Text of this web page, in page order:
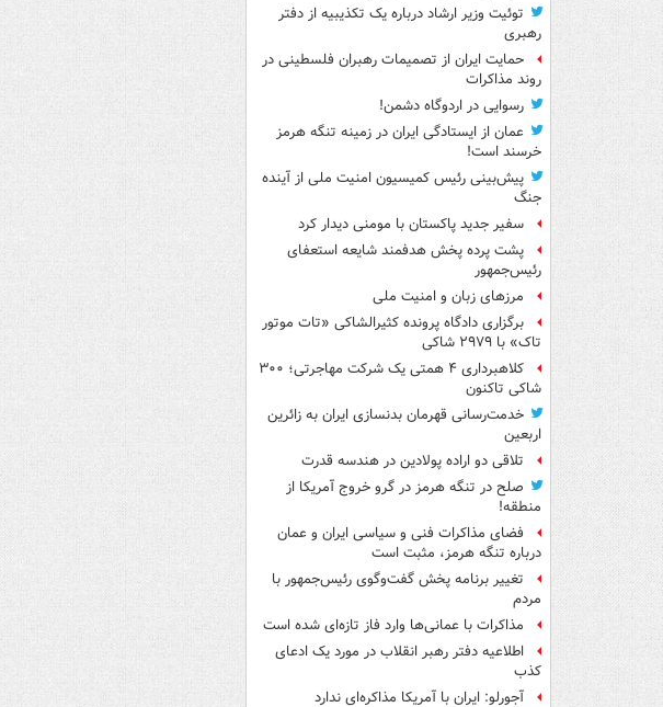
توئیت وزیر ارشاد درباره یک تکذیبیه از دفتر
رهبری
حمایت ایران از تصمیمات رهبران فلسطینی در
روند مذاکرات
رسوایی در اردوگاه دشمن!
عمان از ایستادگی ایران در زمینه تنگه هرمز
خرسند است!
پیش‌بینی رئیس کمیسیون امنیت ملی از آینده
جنگ
سفیر جدید پاکستان با مومنی دیدار کرد
پشت پرده پخش هدفمند شایعه استعفای
رئیس‌جمهور
مرزهای زبان و امنیت ملی
برگزاری دادگاه پرونده کثیرالشاکی «تات موتور
تاک» با ۲۹۷۹ شاکی
کلاهبرداری ۴ همتی یک شرکت مهاجرتی؛ ۳۰۰
شاکی تاکنون
خدمت‌رسانی قهرمان بدنسازی ایران به زائرین
اربعین
تلاقی دو اراده پولادین در هندسه قدرت
صلح در تنگه هرمز در گرو خروج آمریکا از
منطقه!
فضای مذاکرات فنی و سیاسی ایران و عمان
درباره تنگه هرمز، مثبت است
تغییر برنامه پخش گفت‌وگوی رئیس‌جمهور با
مردم
مذاکرات با عمانی‌ها وارد فاز تازه‌ای شده است
اطلاعیه دفتر رهبر انقلاب در مورد یک ادعای
کذب
آجورلو: ایران با آمریکا مذاکره‌ای ندارد